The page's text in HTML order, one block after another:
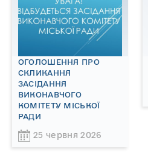
ОГОЛОШЕННЯ ПРО
СКЛИКАННЯ
ЗАСІДАННЯ
ВИКОНАВЧОГО
КОМІТЕТУ МІСЬКОЇ
РАДИ
25 червня 2026